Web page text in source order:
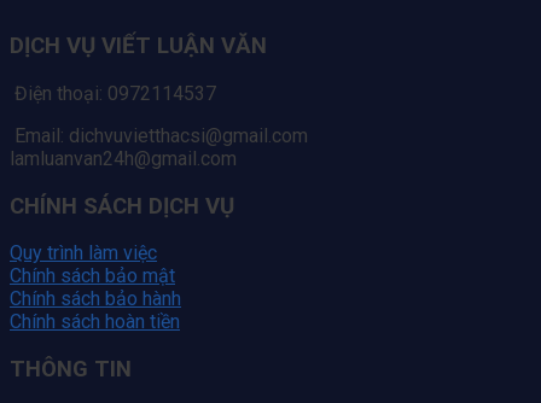
DỊCH VỤ VIẾT LUẬN VĂN
Điện thoại: 0972114537
Email: dichvuvietthacsi@gmail.com
lamluanvan24h@gmail.com
CHÍNH SÁCH DỊCH VỤ
Quy trình làm việc
Chính sách bảo mật
Chính sách bảo hành
Chính sách hoàn tiền
THÔNG TIN